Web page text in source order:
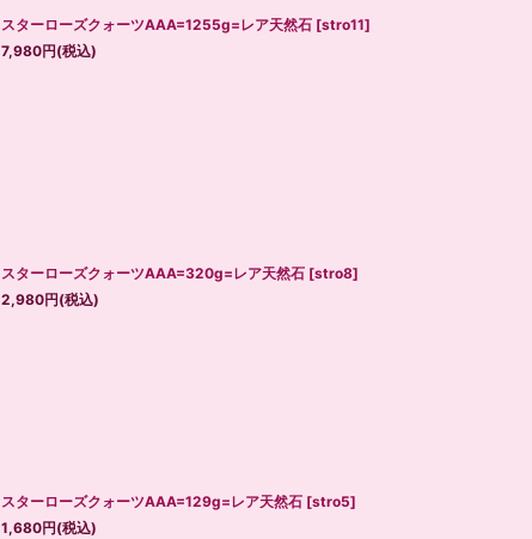
スターローズクォーツAAA=1255g=レア天然石 [stro11]
7,980円(税込)
スターローズクォーツAAA=320g=レア天然石 [stro8]
2,980円(税込)
スターローズクォーツAAA=129g=レア天然石 [stro5]
1,680円(税込)